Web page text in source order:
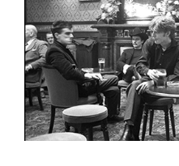
Emil
Ferres“